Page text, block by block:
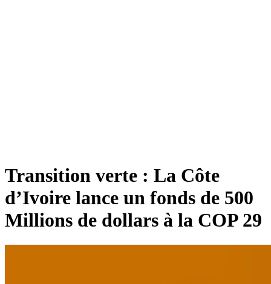
Transition verte : La Côte
d’Ivoire lance un fonds de 500
Millions de dollars à la COP 29